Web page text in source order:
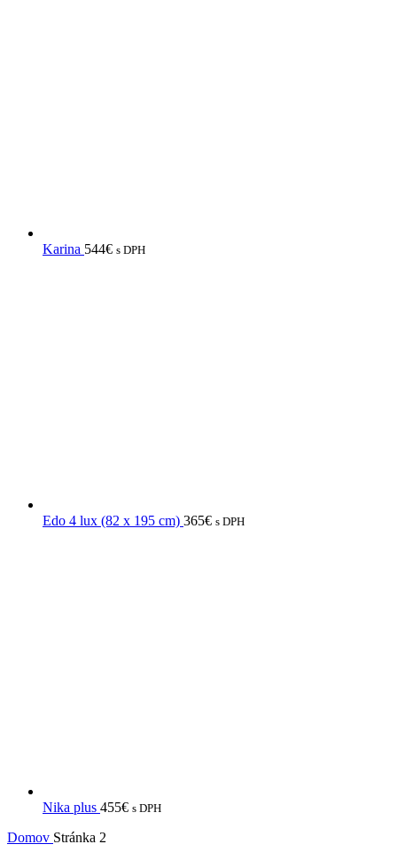
Karina 544€ s DPH
Edo 4 lux (82 x 195 cm) 365€ s DPH
Nika plus 455€ s DPH
Domov Stránka 2